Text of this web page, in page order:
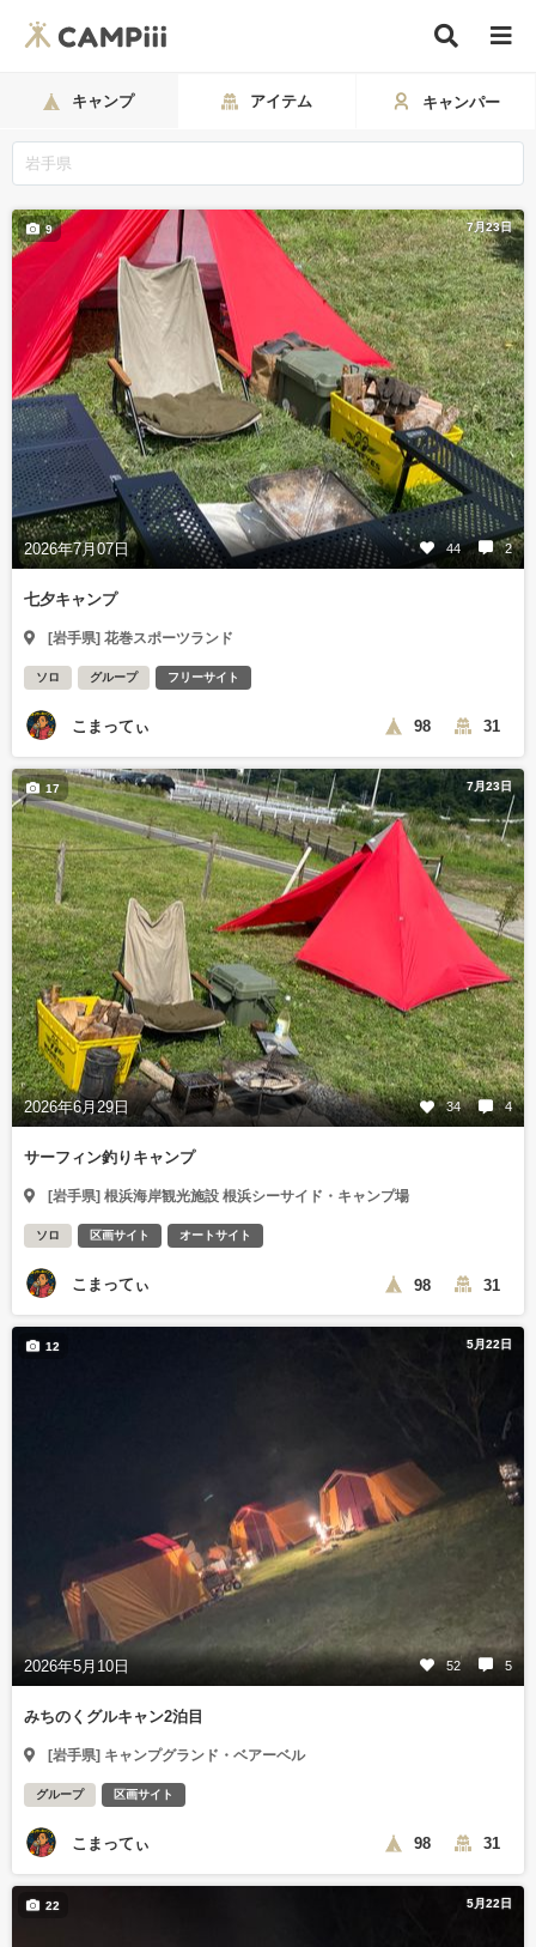
キャンプ アイテム キャンパー
7月23日
2026年7月07日 44 2
9
七夕キャンプ
[岩手県] 花巻スポーツランド
ソロ グループ フリーサイト
こまってぃ 98 31
7月23日
2026年6月29日 34 4
17
サーフィン釣りキャンプ
[岩手県] 根浜海岸観光施設 根浜シーサイド・キャンプ場
ソロ 区画サイト オートサイト
こまってぃ 98 31
5月22日
2026年5月10日 52 5
12
みちのくグルキャン2泊目
[岩手県] キャンプグランド・ベアーベル
グループ 区画サイト
こまってぃ 98 31
5月22日
22